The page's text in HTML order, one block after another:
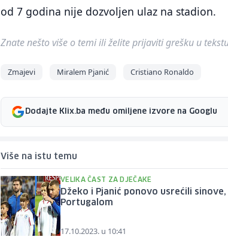
od 7 godina nije dozvoljen ulaz na stadion.
Znate nešto više o temi ili želite prijaviti grešku u
Zmajevi Miralem Pjanić Cristiano Ronaldo
Dodajte Klix.ba među omiljene izvore na Googlu
Više na istu temu
VELIKA ČAST ZA DJEČAKE
Džeko i Pjanić ponovo usrećili
Portugalom
17.10.2023. u 10:41